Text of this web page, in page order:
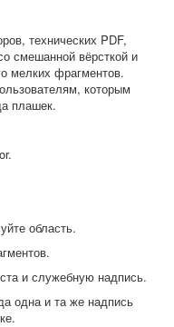
технических PDF,
смешанной вёрсткой и
мелких фрагментов.
которым
плашек.
область.
и служебную надпись.
одна и та же надпись